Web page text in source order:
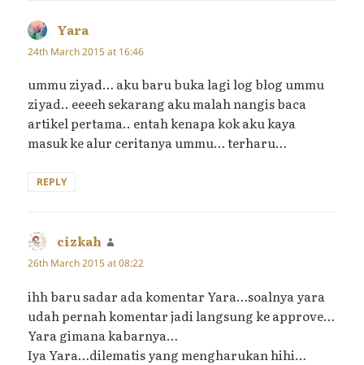
Yarasays:
24th March 2015 at 16:46
ummu ziyad… aku baru buka lagi log blog ummu
ziyad.. eeeeh sekarang aku malah nangis baca
artikel pertama.. entah kenapa kok aku kaya
masuk ke alur ceritanya ummu… terharu…
REPLY
cizkah
26th March 2015 at 08:22
ihh baru sadar ada komentar Yara…soalnya yara
udah pernah komentar jadi langsung ke approve…
Yara gimana kabarnya…
Iya Yara…dilematis yang mengharukan hihi…